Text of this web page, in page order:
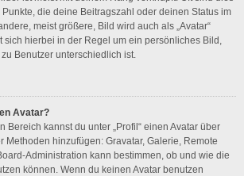
die deine Beitragszahl oder deinen Status im
meist größere, Bild wird auch als „Avatar“
sich hierbei in der Regel um ein persönliches Bild,
Benutzer unterschiedlich ist.
Avatar?
Bereich kannst du unter „Profil“ einen Avatar über
Methoden hinzufügen: Gravatar, Galerie, Remote
Administration kann bestimmen, ob und wie die
können. Wenn du keinen Avatar benutzen